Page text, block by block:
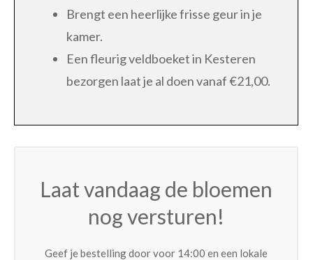
Brengt een heerlijke frisse geur in je
kamer.
Een fleurig veldboeket in Kesteren
bezorgen laat je al doen vanaf €21,00.
Laat vandaag de bloemen
nog versturen!
Geef je bestelling door voor 14:00 en een lokale